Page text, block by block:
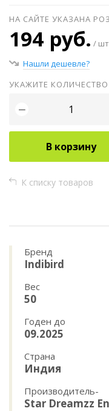
НА САЙТЕ УКАЗАНА
194 руб. / шт
Нашли дешевле?
УКАЖИТЕ КОЛИЧЕСТВО
−
В корзину
К списку товаров
Бренд
Indibird
Вес
50
Годен до
09.2025
Страна
Индия
Производитель-
Star Dreamzz